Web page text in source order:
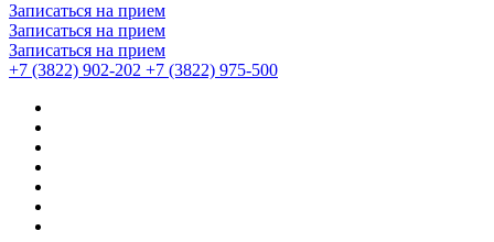
Записаться на прием
Записаться на прием
Записаться на прием
+7 (3822) 902-202 +7 (3822) 975-500